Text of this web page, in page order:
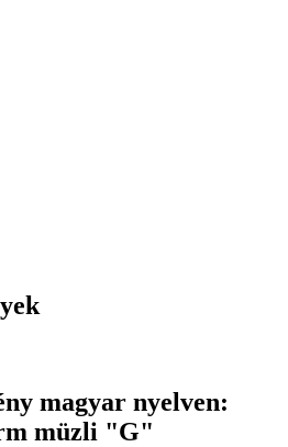
magyar nyelven:
müzli "G"